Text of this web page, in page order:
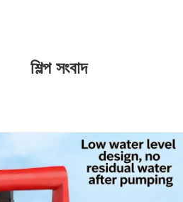
শিল্প সংবাদ